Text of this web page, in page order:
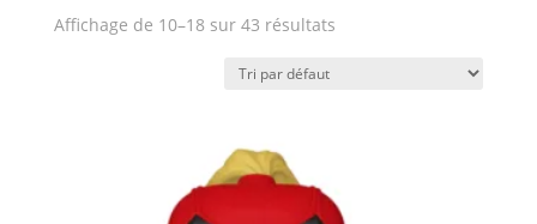
Affichage de 10–18 sur 43 résultats